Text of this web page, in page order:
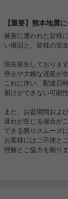
【重要】熊本地震
被害に遭われた皆様
い復旧と、皆様の安
現在発生しておりま
停止や大幅な遅延が
これに伴い、配達日
届けができない可能
また、お盆期間およ
遅れが生じる場合が
できる限りスムーズ
お客様にはご不便と
理解とご協力を賜り